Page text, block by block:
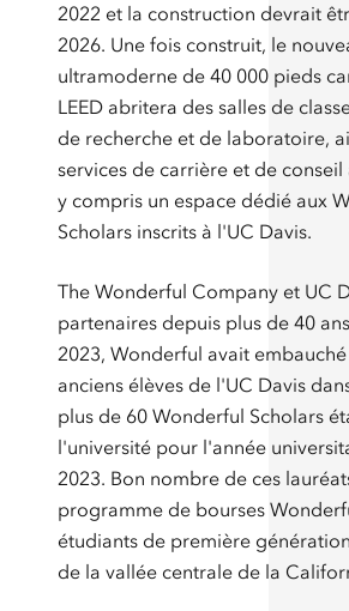
2022 et la construction devrait
2026. Une fois construit, le
ultramoderne de 40 000 pieds
LEED abritera des salles de
de recherche et de laboratoire,
services de carrière et de conseil
y compris un espace dédié aux
Scholars inscrits à l'UC Davis.
The Wonderful Company et UC
partenaires depuis plus de 40
2023, Wonderful avait
anciens élèves de l'UC Davis
plus de 60 Wonderful Scholars
l'université pour l'année
2023. Bon nombre de ces
programme de bourses
étudiants de première
de la vallée centrale de la